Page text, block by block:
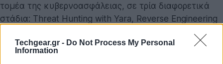
Techgear.gr - Do Not Process My Personal
Information
τομέα της κυβερνοασφάλειας, σε τρία διαφορετικά
στάδια: Threat Hunting with Yara, Reverse Engineering
να διαχειριστούν ένα σενάριο επίθεσης σε ένα